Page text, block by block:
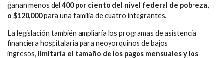
ganan menos del 400 por ciento del nivel federal de pobreza,
o $120,000para una familia de cuatro integrantes.
La legislación también ampliaría los programas de asistencia
financiera hospitalaria para neoyorquinos de bajos
ingresos, limitaría el tamaño de los pagos mensuales y los